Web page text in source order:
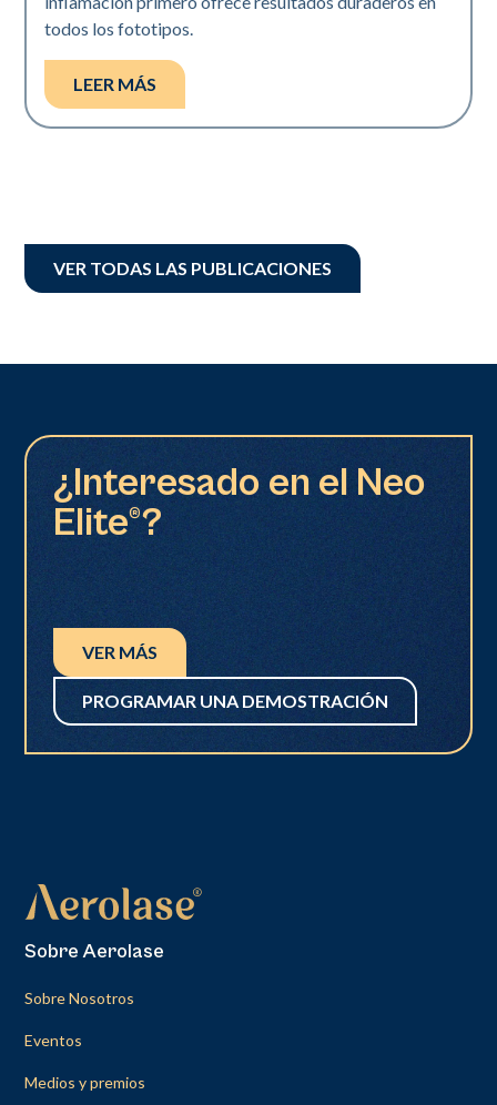
todos los fototipos.
LEER MÁS
VER TODAS LAS PUBLICACIONES
¿Interesado en el Neo
Elite®?
VER MÁS
PROGRAMAR UNA DEMOSTRACIÓN
Sobre Aerolase
Sobre Nosotros
Eventos
Medios y premios